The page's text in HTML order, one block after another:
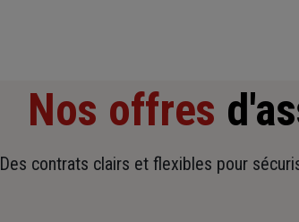
Nos offres
Des contrats clairs et flexibles pour